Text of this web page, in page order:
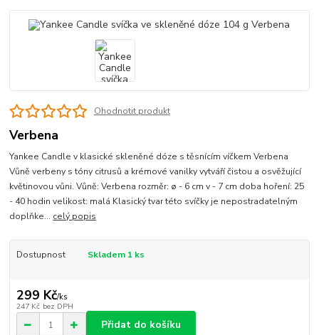
Ohodnotit produkt
Verbena
Yankee Candle v klasické skleněné dóze s těsnícím víčkem Verbena
Vůně verbeny s tóny citrusů a krémové vanilky vytváří čistou a osvěžující
květinovou vůni. Vůně: Verbena rozměr: ø - 6 cm v - 7 cm doba hoření: 25
- 40 hodin velikost: malá Klasický tvar této svíčky je nepostradatelným
doplňke... celý popis
Dostupnost Skladem 1 ks
299 Kč/ks
247 Kč bez DPH
Přidat do košíku